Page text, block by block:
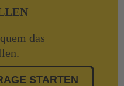
das
STARTEN